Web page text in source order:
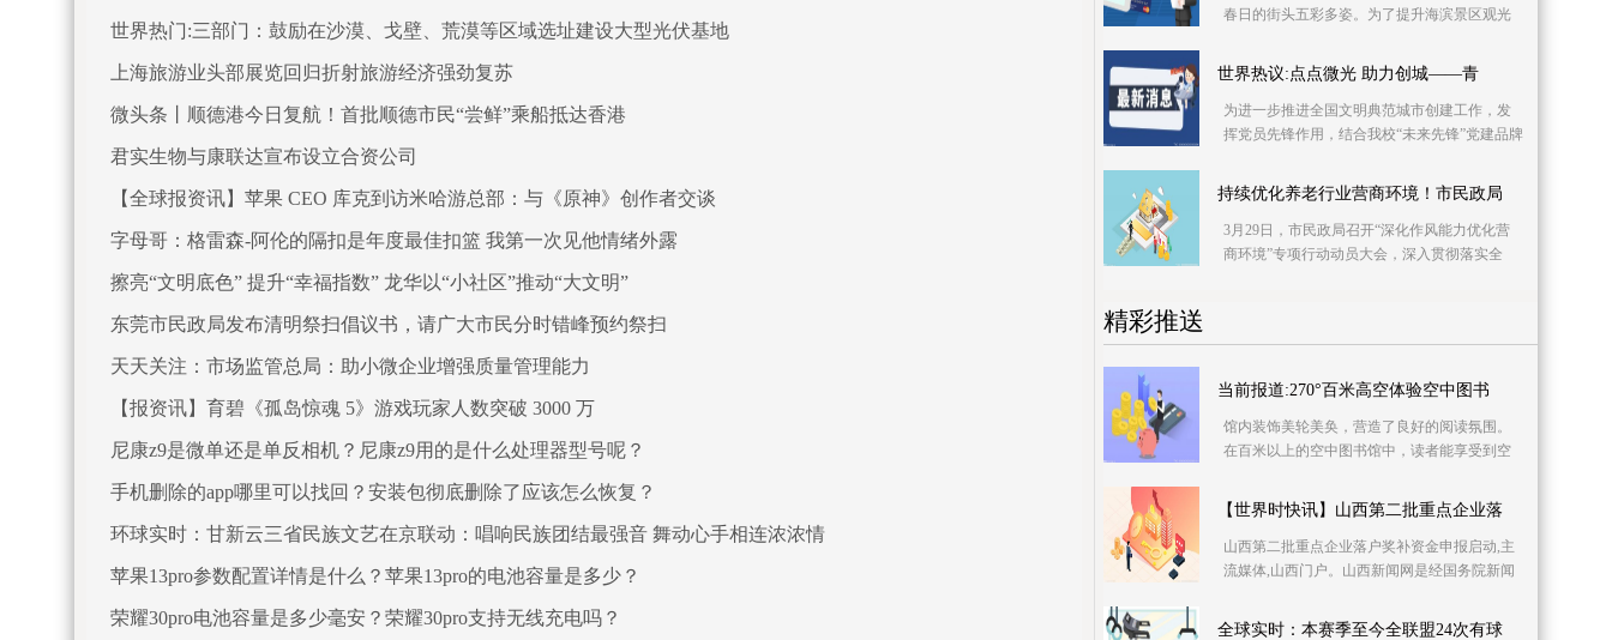
世界热门:三部门：鼓励在沙漠、戈壁、荒漠等区域选址建设大型光伏基地
上海旅游业头部展览回归折射旅游经济强劲复苏
微头条丨顺德港今日复航！首批顺德市民“尝鲜”乘船抵达香港
君实生物与康联达宣布设立合资公司
【全球报资讯】苹果 CEO 库克到访米哈游总部：与《原神》创作者交谈
字母哥：格雷森-阿伦的隔扣是年度最佳扣篮 我第一次见他情绪外露
擦亮“文明底色” 提升“幸福指数” 龙华以“小社区”推动“大文明”
东莞市民政局发布清明祭扫倡议书，请广大市民分时错峰预约祭扫
天天关注：市场监管总局：助小微企业增强质量管理能力
【报资讯】育碧《孤岛惊魂 5》游戏玩家人数突破 3000 万
尼康z9是微单还是单反相机？尼康z9用的是什么处理器型号呢？
手机删除的app哪里可以找回？安装包彻底删除了应该怎么恢复？
环球实时：甘新云三省民族文艺在京联动：唱响民族团结最强音 舞动心手相连浓浓情
苹果13pro参数配置详情是什么？苹果13pro的电池容量是多少？
荣耀30pro电池容量是多少毫安？荣耀30pro支持无线充电吗？
春日的街头五彩多姿。为了提升海滨景区观光
富有层次的鲜
世界热议:点点微光 助力创城——青
为进一步推进全国文明典范城市创建工作，发
挥党员先锋作用，结合我校“未来先锋”党建品牌
国际交流
持续优化养老行业营商环境！市民政局
3月29日，市民政局召开“深化作风能力优化营
商环境”专项行动动员大会，深入贯彻落实全
精彩推送
当前报道:270°百米高空体验空中图书
馆内装饰美轮美奂，营造了良好的阅读氛围。
在百米以上的空中图书馆中，读者能享受到空
窗前欣赏三江
【世界时快讯】山西第二批重点企业落
山西第二批重点企业落户奖补资金申报启动,主
流媒体,山西门户。山西新闻网是经国务院新闻
的山西省重
全球实时：本赛季至今全联盟24次有球